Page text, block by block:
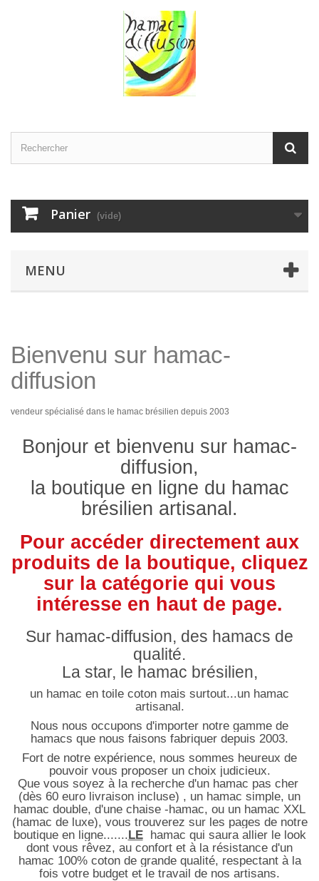
Panier (vide)
MENU
Bienvenu sur hamac-
diffusion
vendeur spécialisé dans le hamac brésilien depuis 2003
Bonjour et bienvenu sur hamac-
diffusion,
la boutique en ligne du hamac
brésilien artisanal.
Pour accéder directement aux
produits de la boutique, cliquez
sur la catégorie qui vous
intéresse en haut de page.
Sur hamac-diffusion, des hamacs de
qualité.
La star, le hamac brésilien,
un hamac en toile coton mais surtout...un hamac
artisanal.
Nous nous occupons d'importer notre gamme de
hamacs que nous faisons fabriquer depuis 2003.
Fort de notre expérience, nous sommes heureux de
pouvoir vous proposer un choix judicieux.
Que vous soyez à la recherche d'un hamac pas cher
(dès 60 euro livraison incluse) , un hamac simple, un
hamac double, d'une chaise -hamac, ou un hamac XXL
(hamac de luxe), vous trouverez sur les pages de notre
boutique en ligne.......LEhamac qui saura allier le look
dont vous rêvez, au confort et à la résistance d'un
hamac 100% coton de grande qualité, respectant à la
fois votre budget et le travail de nos artisans.